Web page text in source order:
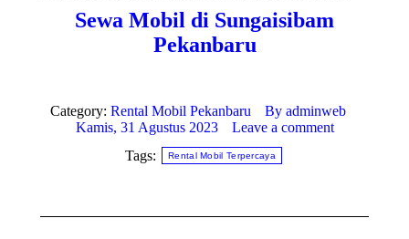
Sewa Mobil di Sungaisibam
Pekanbaru
Category: Rental Mobil Pekanbaru By adminweb
Kamis, 31 Agustus 2023
Leave a comment
Tags:
Rental Mobil Terpercaya